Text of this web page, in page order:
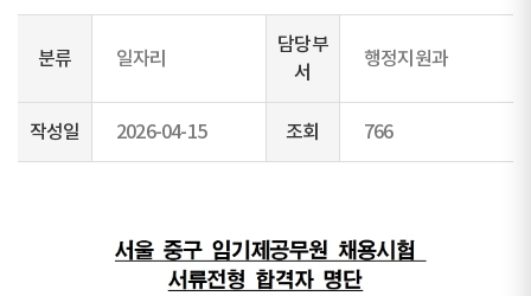
분류 일자리
담당부
서
행정지원과
작성일 2026-04-15 조회 766